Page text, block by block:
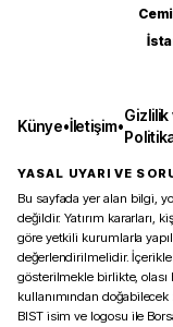
Künye•İletişim•
Gizlilik
YASAL UYARI VE
Bu sayfada yer alan bilgi,
değildir. Yatırım
göre yetkili kurumlarla
değerlendirilmelidir.
gösterilmekle birlikte,
kullanımından
BIST isim ve logosu ile